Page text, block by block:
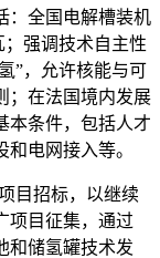
：全国电解槽装机
；强调技术自主性
”，允许核能与可
；在法国境内发展
本条件，包括人才
电网接入等。
目招标，以继续
项目征集，通过
和储氢罐技术发